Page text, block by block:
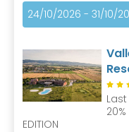
24/10/2026 - 31/10/
Last
EDITION